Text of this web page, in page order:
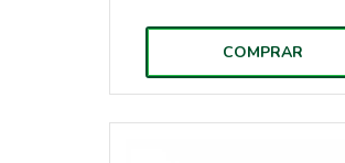
COMPRAR